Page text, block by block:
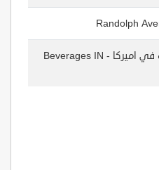
المشروبات في اميركا - Beverages IN